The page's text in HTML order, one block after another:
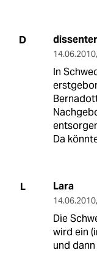
D dissenter
14.06.2010,
In
Da
L Lara
14.06.2010,
Die
wird ein
und